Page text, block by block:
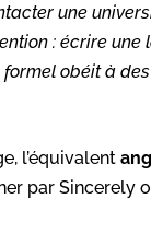
une
: écrire une
obéit à
l’équivalent
par Sincerely